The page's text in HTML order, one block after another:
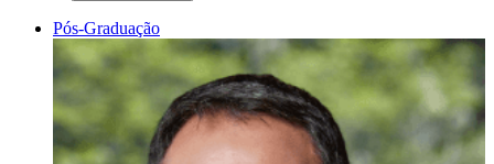
Pós-Graduação